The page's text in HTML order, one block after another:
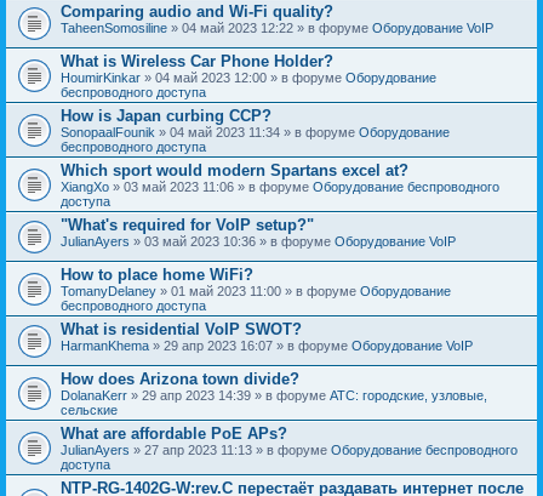
Comparing audio and Wi-Fi quality?
TaheenSomosiline » 04 май 2023 12:22 » в форуме Оборудование VoIP
What is Wireless Car Phone Holder?
HoumirKinkar » 04 май 2023 12:00 » в форуме Оборудование
беспроводного доступа
How is Japan curbing CCP?
SonopaalFounik » 04 май 2023 11:34 » в форуме Оборудование
беспроводного доступа
Which sport would modern Spartans excel at?
XiangXo » 03 май 2023 11:06 » в форуме Оборудование беспроводного
доступа
"What's required for VoIP setup?"
JulianAyers » 03 май 2023 10:36 » в форуме Оборудование VoIP
How to place home WiFi?
TomanyDelaney » 01 май 2023 11:00 » в форуме Оборудование
беспроводного доступа
What is residential VoIP SWOT?
HarmanKhema » 29 апр 2023 16:07 » в форуме Оборудование VoIP
How does Arizona town divide?
DolanaKerr » 29 апр 2023 14:39 » в форуме АТС: городские, узловые,
сельские
What are affordable PoE APs?
JulianAyers » 27 апр 2023 11:13 » в форуме Оборудование беспроводного
доступа
NTP-RG-1402G-W:rev.C перестаёт раздавать интернет после